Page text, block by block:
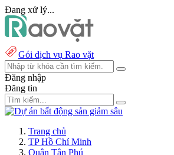
Đang xử lý...
Gói dịch vụ Rao vặt
Đăng nhập
Đăng tin
Trang chủ
TP Hồ Chí Minh
Quận Tân Phú